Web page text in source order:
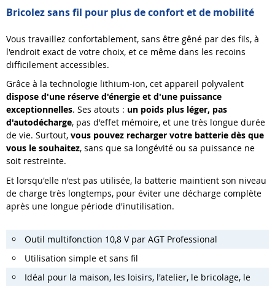
Bricolez sans fil pour plus de confort et de mobilité
Vous travaillez confortablement, sans être gêné par des fils, à
l'endroit exact de votre choix, et ce même dans les recoins
difficilement accessibles.
Grâce à la technologie lithium-ion, cet appareil polyvalent
dispose d'une réserve d'énergie et d'une puissance
exceptionnelles. Ses atouts : un poids plus léger, pas
d'autodécharge, pas d'effet mémoire, et une très longue durée
de vie. Surtout, vous pouvez recharger votre batterie dès que
vous le souhaitez, sans que sa longévité ou sa puissance ne
soit restreinte.
Et lorsqu'elle n'est pas utilisée, la batterie maintient son niveau
de charge très longtemps, pour éviter une décharge complète
après une longue période d'inutilisation.
Outil multifonction 10,8 V par AGT Professional
Utilisation simple et sans fil
Idéal pour la maison, les loisirs, l'atelier, le bricolage, le